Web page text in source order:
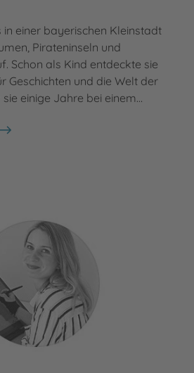
in einer bayerischen Kleinstadt
Pirateninseln und
Schon als Kind entdeckte sie
Geschichten und die Welt der
einige Jahre bei einem…